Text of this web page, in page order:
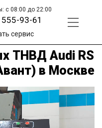
с 08:00 до 22:00
93-61
сервис
ТНВД Audi RS
в Москве